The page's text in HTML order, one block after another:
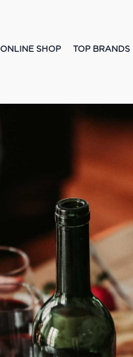
ONLINE SHOP TOP BRANDS